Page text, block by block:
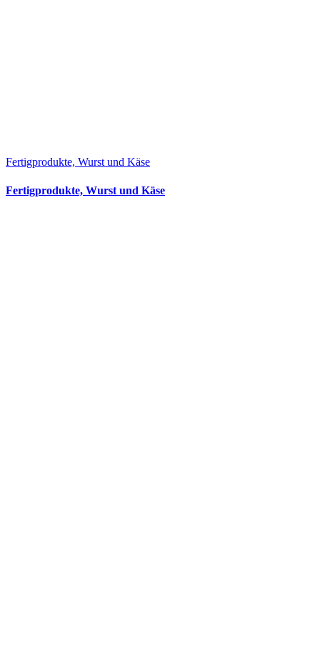
Fertigprodukte, Wurst und Käse
Fertigprodukte, Wurst und Käse